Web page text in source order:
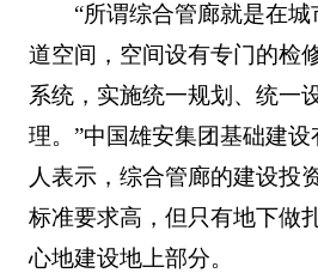
“所谓综合管廊就是在
道空间，空间设有专门的检
系统，实施统一规划、统一
理。”中国雄安集团基础建
人表示，综合管廊的建设投
标准要求高，但只有地下做
心地建设地上部分。